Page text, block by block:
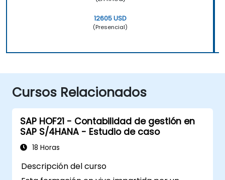
12605 USD
(Presencial)
Cursos Relacionados
SAP HOF21 - Contabilidad de gestión en
SAP S/4HANA - Estudio de caso
18 Horas
Descripción del curso